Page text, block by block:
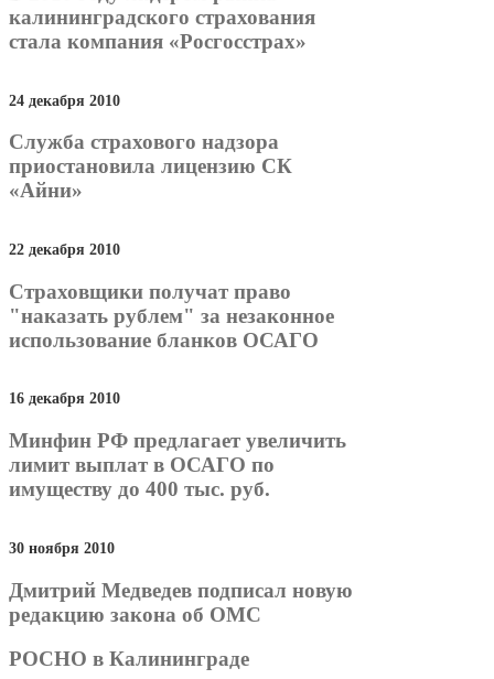
калининградского страхования
стала компания «Росгосстрах»
24 декабря 2010
Служба страхового надзора
приостановила лицензию СК
«Айни»
22 декабря 2010
Страховщики получат право
"наказать рублем" за незаконное
использование бланков ОСАГО
16 декабря 2010
Минфин РФ предлагает увеличить
лимит выплат в ОСАГО по
имуществу до 400 тыс. руб.
30 ноября 2010
Дмитрий Медведев подписал новую
редакцию закона об ОМС
РОСНО в Калининграде